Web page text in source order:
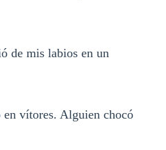
de mis labios en un
en vítores. Alguien chocó